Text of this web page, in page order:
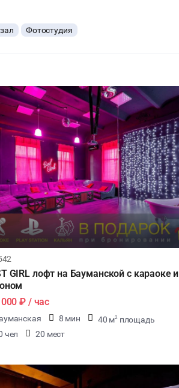
Фотостудия
GIRL лофт на Бауманской с караоке и
₽ / час
8 мин 40 м2 площадь
чел
20 мест